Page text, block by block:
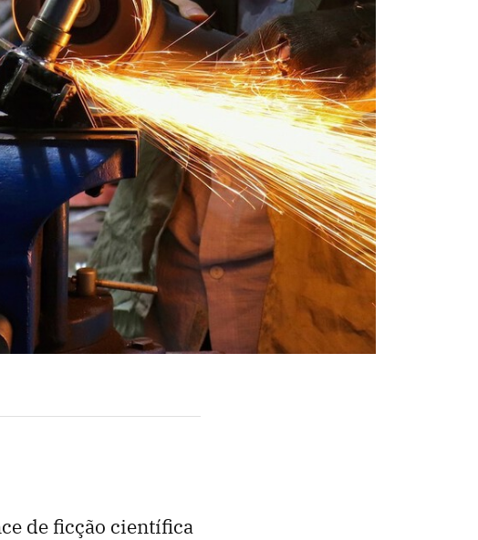
de ficção científica